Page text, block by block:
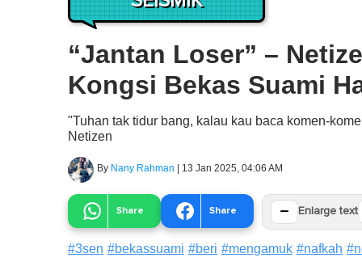
“Jantan Loser” –
Kongsi Bekas Suami
"Tuhan tak tidur bang, kalau kau baca komen-
Netizen
By Nany Rahman | 13 Jan 2025, 04:06 AM
Share Share − Enlarge text
#3sen #bekassuami #beri #mengamuk #nafkah #